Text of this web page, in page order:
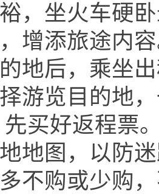
，坐火车硬
增添旅途内
地后，乘坐
游览目的地
买好返程票
地图，以防
不购或少购